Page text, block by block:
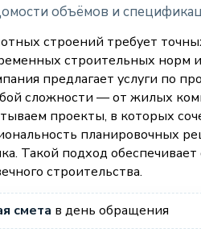
объёмов и
строений требует
строительных норм
предлагает услуги по
сложности — от жилых
проекты, в которых
планировочных
Такой подход обеспечивает
строительства.
смета в день обращения